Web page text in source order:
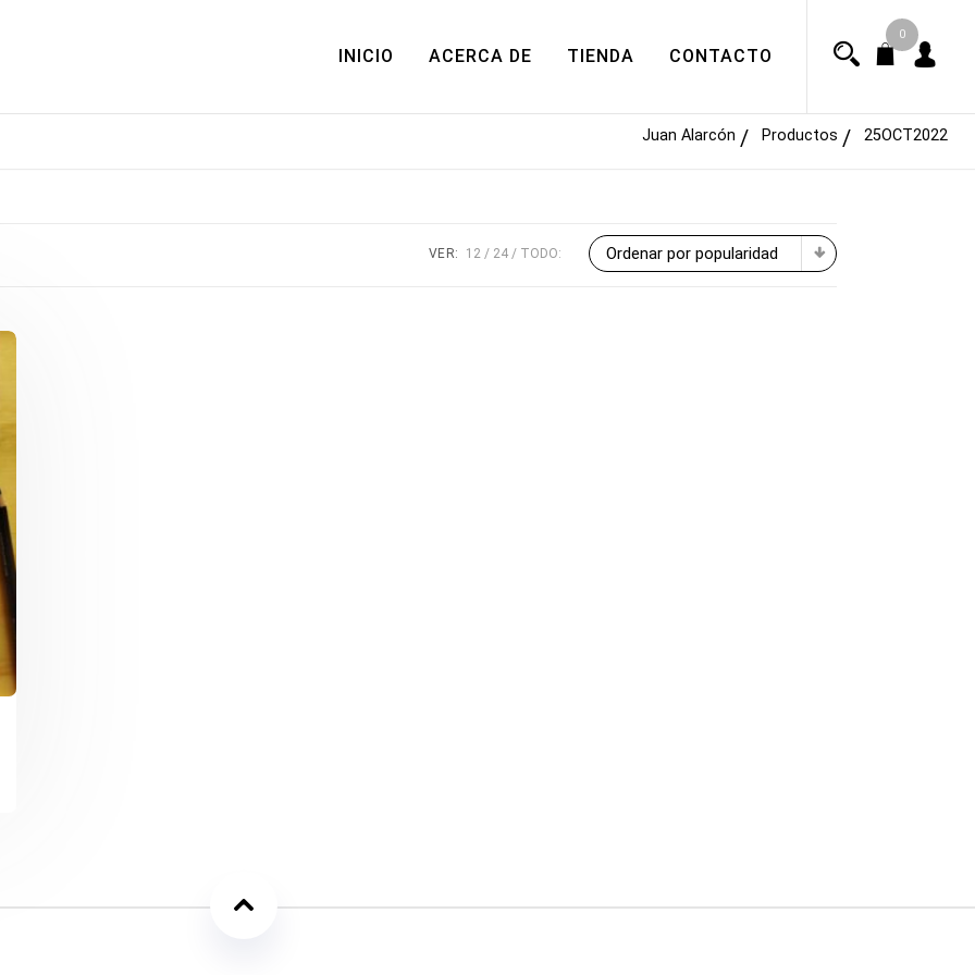
INICIO ACERCA DE TIENDA CONTACTO
0
Juan Alarcón Productos 25OCT2022
Ordenar por popularidad
VER: 12 24 TODO: